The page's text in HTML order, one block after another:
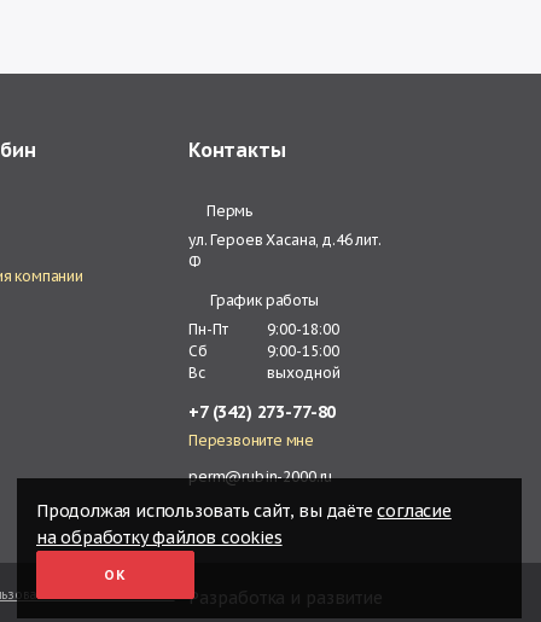
компании
Контакты
Пермь
ул. Героев Хасана, д.46 лит.
Ф
График работы
Пн-Пт
9:00-18:00
Сб
9:00-15:00
Вс
выходной
+7 (342) 273-77-80
Перезвоните мне
perm@rubin-2000.ru
соглашение Разработка и развитие
Продолжая использовать сайт, вы даётесогласие
на обработку файлов cookies
ОК